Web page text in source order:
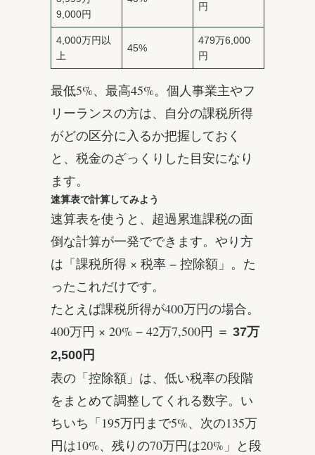
9,000円
円
4,000万円以
上
45%
479万6,000
円
最低5%、最高45%。個人事業主やフ
リーランスの方は、自分の課税所得
がどの区分に入るか把握しておく
と、税金のざっくりした目安になり
ます。
速算表で計算してみよう
速算表を使うと、超過累進課税の面
倒な計算が一発でできます。やり方
は「課税所得 × 税率 − 控除額」。た
ったこれだけです。
たとえば課税所得が400万円の場合。
400万円 × 20% − 42万7,500円 ＝ 37万
2,500円
表の「控除額」は、低い税率の段階
をまとめて調整してくれる数字。い
ちいち「195万円まで5%、次の135万
円は10%、残りの70万円は20%」と段